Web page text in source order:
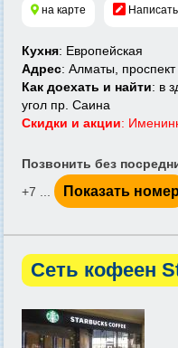
на карте
Кухня: Европейская
Адрес: Алматы,
Как доехать и найти: в
угол пр. Саина
Скидки и акции:
Позвонить без
+7 ...
Показать
Сеть кофеен